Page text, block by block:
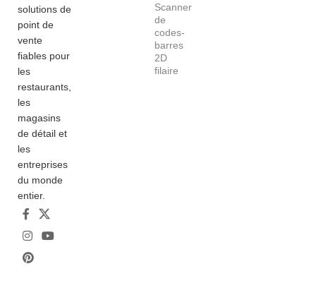
solutions de
point de
vente
fiables pour
les
restaurants,
les
magasins
de détail et
les
entreprises
du monde
entier.
Scanner
de
codes-
barres
2D
filaire